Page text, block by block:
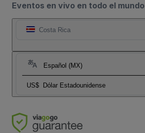
Eventos en vivo en todo el mundo
Costa Rica
Español (MX)
US$ Dólar Estadounidense